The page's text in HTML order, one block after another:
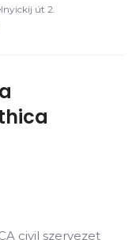
út 2.
civil szervezet